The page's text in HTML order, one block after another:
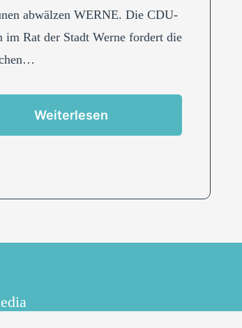
abwälzen WERNE. Die CDU-
im Rat der Stadt Werne fordert die
Weiterlesen